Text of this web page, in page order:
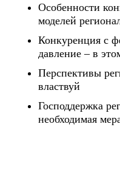
Особенности
моделей
Конкуренция с
давление – в
Перспективы
властвуй
Господдержка
необходимая